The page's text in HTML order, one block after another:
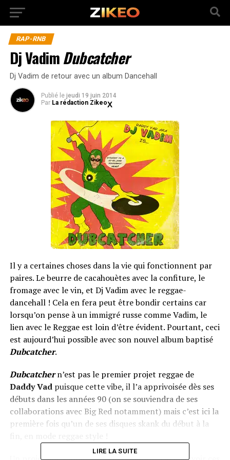
RAP-RNB
Dj VadimDubcatcher
Dj Vadim de retour avec un album Dancehall
Publié le jeudi 19 juin 2014
Par La rédaction Zikeo
Il y a certaines choses dans la vie qui fonctionnent par
paires. Le beurre de cacahouètes avec la confiture, le
fromage avec le vin, et Dj Vadim avec le reggae-
dancehall ! Cela en fera peut être bondir certains car
lorsqu’on pense à un immigré russe comme Vadim, le
lien avec le Reggae est loin d’être évident. Pourtant, ceci
est aujourd’hui possible avec son nouvel album baptisé
Dubcatcher.
Dubcatchern’est pas le premier projet reggae de
Daddy Vadpuisque cette vibe, il l’a apprivoisée dès ses
débuts dans les années 90 (on se souviendra de ses
collaborations avec Big Red notamment) mais c’est ici la
première fois qu’un de ses disques skank du début à la
LIRE LA SUITE